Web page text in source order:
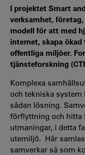
I projektet Smart
verksamhet,
modell för att med
internet, skapa
offentliga miljöer.
tjänsteforskning
Komplexa
och tekniska system
sådan lösning.
förflyttning och hitta
utmaningar, i detta
utemiljö. Här
samverkar så som